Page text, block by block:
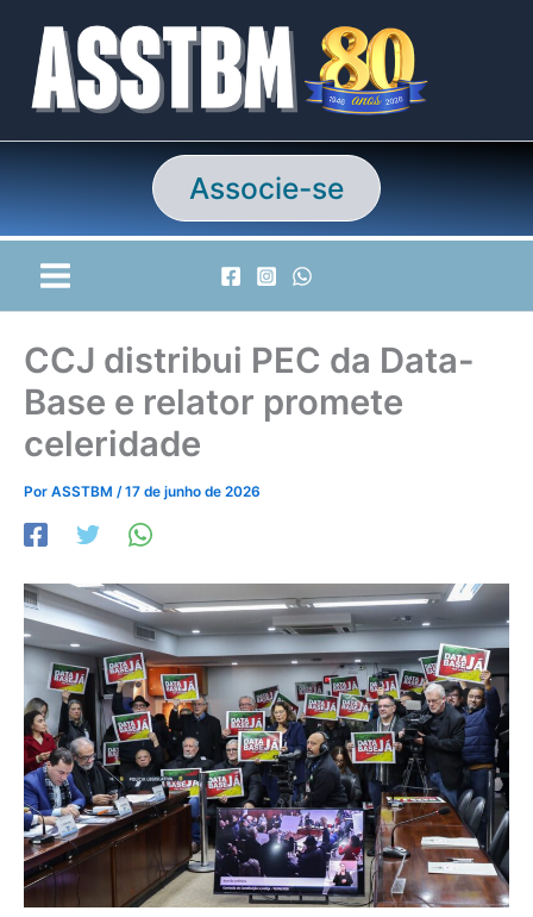
conteúdo
Associe-se
CCJ distribui PEC da Data-
Base e relator promete
celeridade
Por ASSTBM /17 de junho de 2026